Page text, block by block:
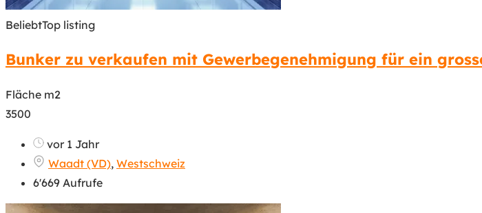
BeliebtTop listing
Bunker zu verkaufen mit Gewerbegenehmigung für ein
Fläche m2
3500
vor 1 Jahr
Waadt (VD), Westschweiz
6'669 Aufrufe